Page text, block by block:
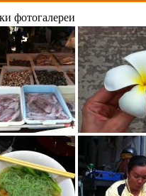
фотогалереи